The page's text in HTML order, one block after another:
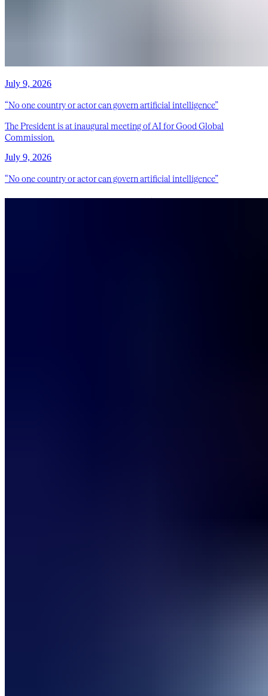
July 9, 2026
“No one country or actor can govern artificial intelligence”
The President is at inaugural meeting of AI for Good Global
Commission.
July 9, 2026
“No one country or actor can govern artificial intelligence”